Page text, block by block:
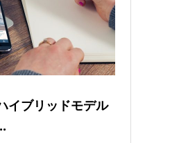
イブリッドモデル